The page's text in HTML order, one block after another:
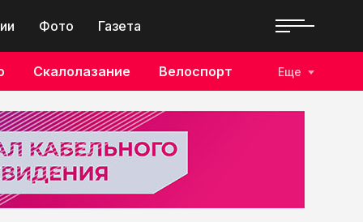
Фото Газета
Скалолазание Велоспорт Еще